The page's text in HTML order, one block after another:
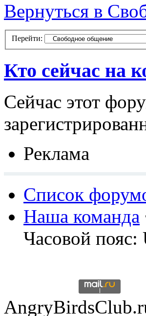
Вернуться в
Перейти:
Кто сейчас на
Сейчас этот
Реклама
Список
Наша команда
Часовой пояс: